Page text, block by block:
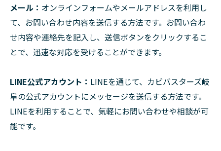
メール： オンラインフォームやメールアドレスを利用し
て、お問い合わせ内容を送信する方法です。お問い合わ
せ内容や連絡先を記入し、送信ボタンをクリックするこ
とで、迅速な対応を受けることができます。
LINE公式アカウント： LINEを通じて、カビバスターズ岐
阜の公式アカウントにメッセージを送信する方法です。
LINEを利用することで、気軽にお問い合わせや相談が可
能です。